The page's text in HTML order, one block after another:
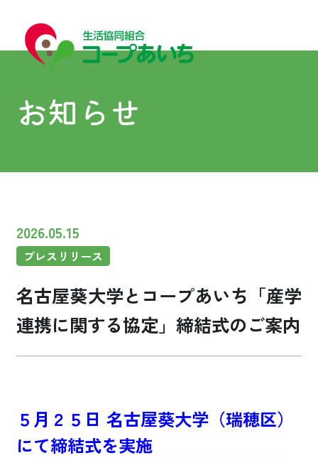
コープあいちについて
はじめての方へ
お買い物・サービス
くらしのサポート
お知らせ
2026.05.15
プレスリリース
名古屋葵大学とコープあいち「産学
連携に関する協定」締結式のご案内
５月２５日 名古屋葵大学（瑞穂区）
にて締結式を実施